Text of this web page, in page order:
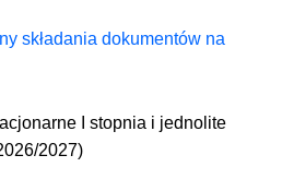
składania dokumentów na
I stopnia i jednolite
2027)